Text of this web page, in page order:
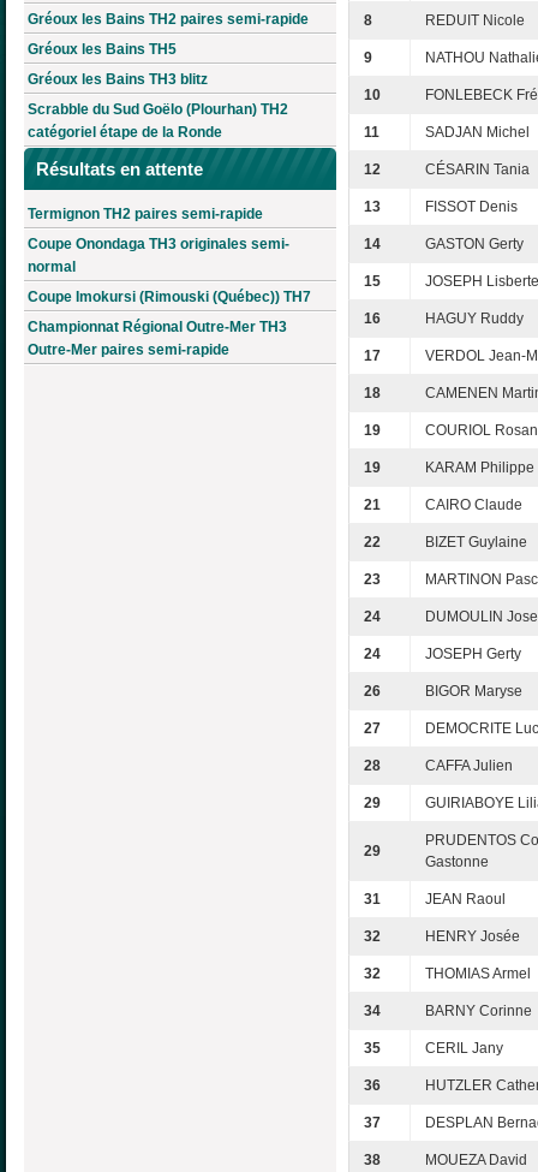
Gréoux les Bains TH2 paires semi-rapide
Gréoux les Bains TH5
Gréoux les Bains TH3 blitz
Scrabble du Sud Goëlo (Plourhan) TH2
catégoriel étape de la Ronde
Résultats en attente
Termignon TH2 paires semi-rapide
Coupe Onondaga TH3 originales semi-
normal
Coupe Imokursi (Rimouski (Québec)) TH7
Championnat Régional Outre-Mer TH3
Outre-Mer paires semi-rapide
8 REDUIT Nicole
9 NATHOU
10 FONLEBECK
11 SADJAN Michel
12 CÉSARIN Tania
13 FISSOT Denis
14 GASTON Gerty
15 JOSEPH Lisberte
16 HAGUY Ruddy
17 VERDOL Jean-
18 CAMENEN
19 COURIOL Rosan
19 KARAM Philippe
21 CAIRO Claude
22 BIZET Guylaine
23 MARTINON
24 DUMOULIN
24 JOSEPH Gerty
26 BIGOR Maryse
27 DEMOCRITE
28 CAFFA Julien
29 GUIRIABOYE
29
PRUDENTOS
Gastonne
31 JEAN Raoul
32 HENRY Josée
32 THOMIAS Armel
34 BARNY Corinne
35 CERIL Jany
36 HUTZLER
37 DESPLAN
38 MOUEZA David